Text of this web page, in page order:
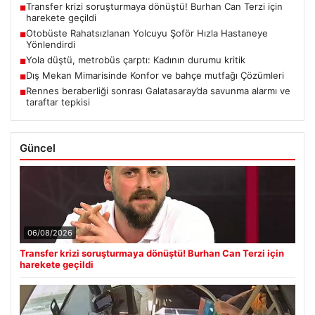
■Transfer krizi soruşturmaya dönüştü! Burhan Can Terzi için
harekete geçildi
■Otobüste Rahatsızlanan Yolcuyu Şoför Hızla Hastaneye
Yönlendirdi
■Yola düştü, metrobüs çarptı: Kadının durumu kritik
■Dış Mekan Mimarisinde Konfor ve bahçe mutfağı Çözümleri
■Rennes beraberliği sonrası Galatasaray’da savunma alarmı ve
taraftar tepkisi
Güncel
06/08/2026
Transfer krizi soruşturmaya dönüştü! Burhan Can Terzi için
harekete geçildi